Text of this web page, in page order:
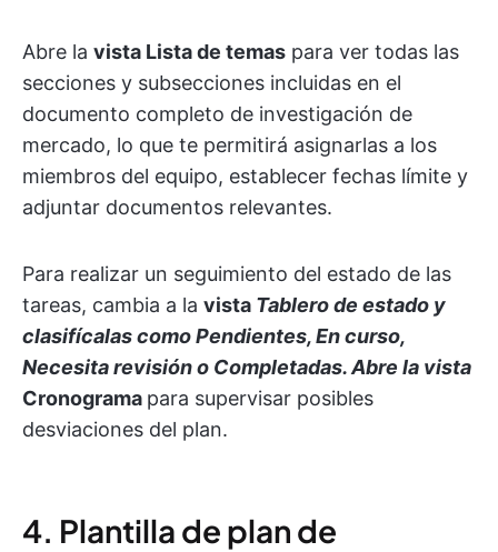
Abre la vista Lista de temas para ver todas las
secciones y subsecciones incluidas en el
documento completo de investigación de
mercado, lo que te permitirá asignarlas a los
miembros del equipo, establecer fechas límite y
adjuntar documentos relevantes.
Para realizar un seguimiento del estado de las
tareas, cambia a la vista Tablero de estado y
clasifícalas como Pendientes, En curso,
Necesita revisión o Completadas. Abre la vista
Cronograma para supervisar posibles
desviaciones del plan.
4. Plantilla de plan de